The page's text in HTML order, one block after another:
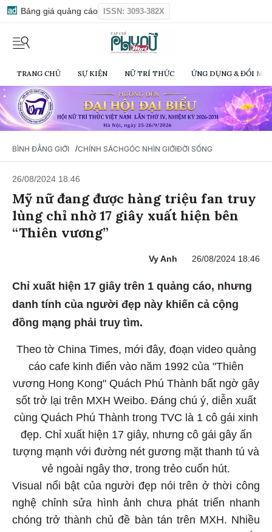
Bảng giá quảng cáo ISSN: 3093-382X
TRANG CHỦ SỰ KIỆN NỮ TRÍ THỨC ỨNG DỤNG & ĐỔI
BÌNH ĐẲNG GIỚI /CHÍNH SÁCHGÓC NHÌN GIỚIĐỜI SỐNG
26/08/2024 18:46
Mỹ nữ đang được hàng triệu fan truy
lùng chỉ nhờ 17 giây xuất hiện bên
“Thiên vương”
Vy Anh 26/08/2024 18:46
Chỉ xuất hiện 17 giây trên 1 quảng cáo, nhưng
danh tính của người đẹp này khiến cả cộng
đồng mạng phải truy tìm.
Theo tờ China Times, mới đây, đoạn video quảng
cáo cafe kinh điển vào năm 1992 của "Thiên
vương Hong Kong" Quách Phú Thành bất ngờ gây
sốt trở lại trên MXH Weibo. Đáng chú ý, diễn xuất
cùng Quách Phú Thành trong TVC là 1 cô gái xinh
đẹp. Chỉ xuất hiện 17 giây, nhưng cô gái gây ấn
tượng mạnh với đường nét gương mặt thanh tú và
vẻ ngoài ngây thơ, trong trẻo cuốn hút.
Visual nổi bật của người đẹp nói trên ở thời công
nghệ chỉnh sửa hình ảnh chưa phát triển nhanh
chóng trở thành chủ đề bàn tán trên MXH. Nhiều